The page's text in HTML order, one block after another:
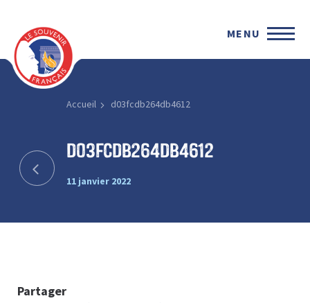
MENU
Accueil d03fcdb264db4612
d03fcdb264db4612
11 janvier 2022
Partager